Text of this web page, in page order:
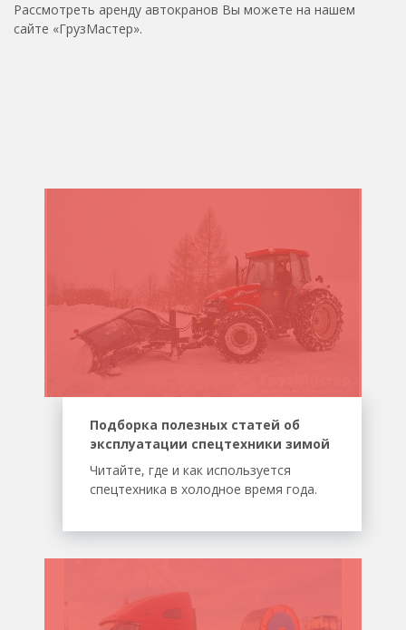
Рассмотреть аренду автокранов Вы можете на нашем
сайте «ГрузМастер».
Подборка полезных статей об
эксплуатации спецтехники зимой
Читайте, где и как используется
спецтехника в холодное время года.